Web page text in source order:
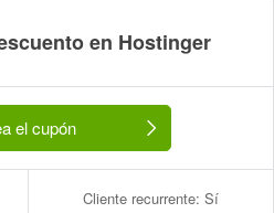
en Hostinger
el cupón
Cliente recurrente: Sí